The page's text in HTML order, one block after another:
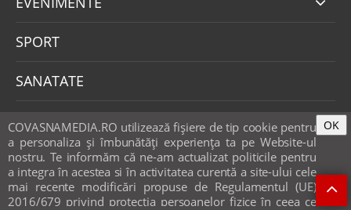
SPORT
SANATATE
SOCIAL
EDUCATIE
CAMPANII OCV
COVASNAMEDIA.RO utilizează fişiere de tip cookie pentru
a personaliza și îmbunătăți experiența ta pe Website-ul
nostru. Te informăm că ne-am actualizat politicile pentru
a integra în acestea si în activitatea curentă a site-ului cele
mai recente modificări propuse de Regulamentul (UE)
2016/679 privind protecția persoanelor fizice în ceea ce
OK